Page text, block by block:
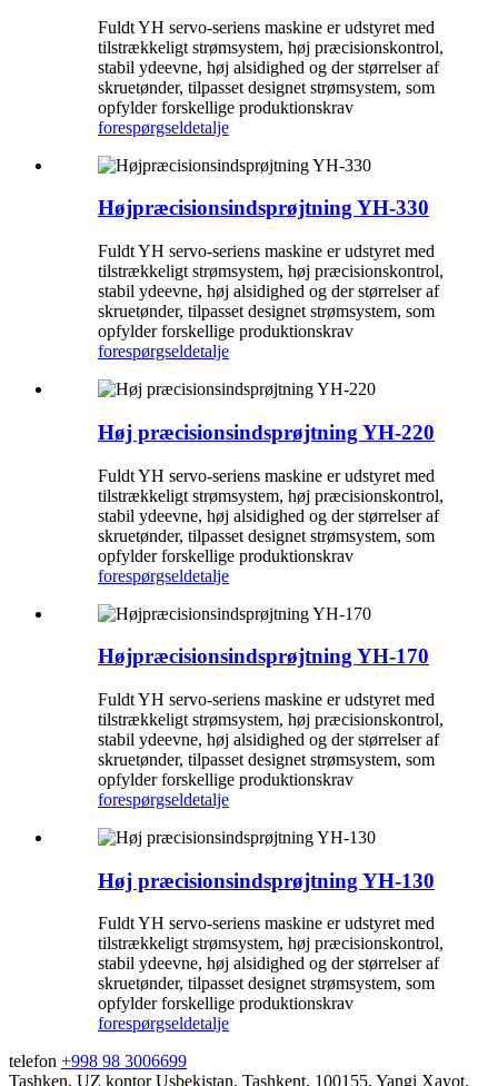
Fuldt YH servo-seriens maskine er udstyret med
tilstrækkeligt strømsystem, høj præcisionskontrol,
stabil ydeevne, høj alsidighed og der størrelser af
skruetønder, tilpasset designet strømsystem, som
opfylder forskellige produktionskrav
forespørgseldetalje
Højpræcisionsindsprøjtning YH-330
Fuldt YH servo-seriens maskine er udstyret med
tilstrækkeligt strømsystem, høj præcisionskontrol,
stabil ydeevne, høj alsidighed og der størrelser af
skruetønder, tilpasset designet strømsystem, som
opfylder forskellige produktionskrav
forespørgseldetalje
Høj præcisionsindsprøjtning YH-220
Fuldt YH servo-seriens maskine er udstyret med
tilstrækkeligt strømsystem, høj præcisionskontrol,
stabil ydeevne, høj alsidighed og der størrelser af
skruetønder, tilpasset designet strømsystem, som
opfylder forskellige produktionskrav
forespørgseldetalje
Højpræcisionsindsprøjtning YH-170
Fuldt YH servo-seriens maskine er udstyret med
tilstrækkeligt strømsystem, høj præcisionskontrol,
stabil ydeevne, høj alsidighed og der størrelser af
skruetønder, tilpasset designet strømsystem, som
opfylder forskellige produktionskrav
forespørgseldetalje
Høj præcisionsindsprøjtning YH-130
Fuldt YH servo-seriens maskine er udstyret med
tilstrækkeligt strømsystem, høj præcisionskontrol,
stabil ydeevne, høj alsidighed og der størrelser af
skruetønder, tilpasset designet strømsystem, som
opfylder forskellige produktionskrav
forespørgseldetalje
telefon +998 98 3006699
Tashken, UZ kontor Usbekistan, Tashkent, 100155, Yangi Xayot,